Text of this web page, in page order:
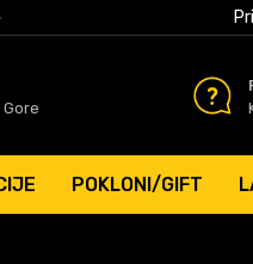
PLAĆANJE PLATNIM
POKLONI/GIFT